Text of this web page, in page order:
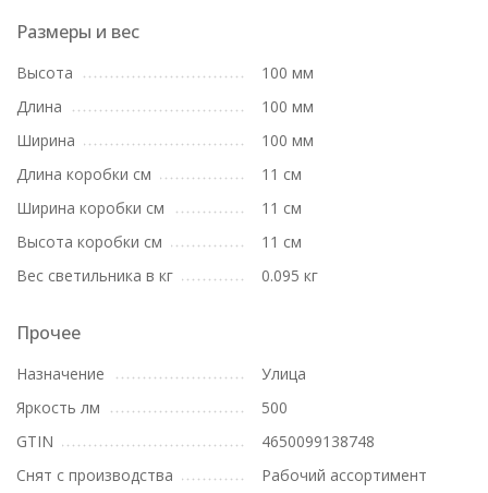
Размеры и вес
Высота
100 мм
Длина
100 мм
Ширина
100 мм
Длина коробки см
11 см
Ширина коробки см
11 см
Высота коробки см
11 см
Вес светильника в кг
0.095 кг
Прочее
Назначение
Улица
Яркость лм
500
GTIN
4650099138748
Снят с производства
Рабочий ассортимент